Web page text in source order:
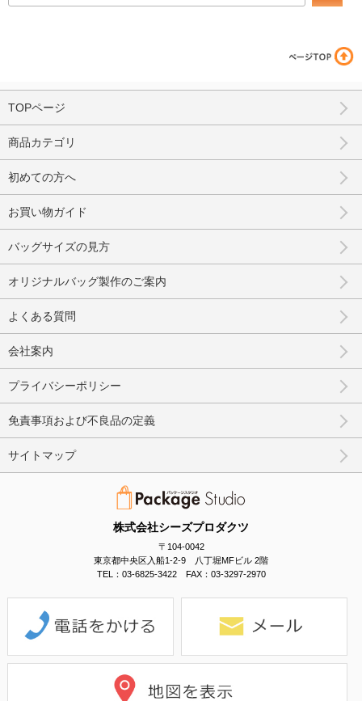
株式会社シーズプロダクツ
〒104-0042
東京都中央区入船1-2-9 八丁堀MFビル 2階
TEL：03-6825-3422 FAX：03-3297-2970
TOPページ
商品カテゴリ
初めての方へ
お買い物ガイド
バッグサイズの見方
オリジナルバッグ製作のご案内
よくある質問
会社案内
プライバシーポリシー
免責事項および不良品の定義
サイトマップ